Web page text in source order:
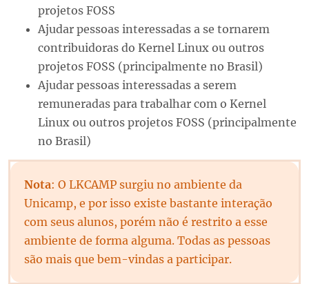
projetos FOSS
Ajudar pessoas interessadas a se tornarem
contribuidoras do Kernel Linux ou outros
projetos FOSS (principalmente no Brasil)
Ajudar pessoas interessadas a serem
remuneradas para trabalhar com o Kernel
Linux ou outros projetos FOSS (principalmente
no Brasil)
Nota: O LKCAMP surgiu no ambiente da
Unicamp, e por isso existe bastante interação
com seus alunos, porém não é restrito a esse
ambiente de forma alguma. Todas as pessoas
são mais que bem-vindas a participar.